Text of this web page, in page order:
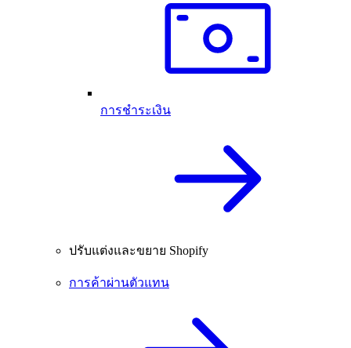
การชำระเงิน
ปรับแต่งและขยาย Shopify
การค้าผ่านตัวแทน